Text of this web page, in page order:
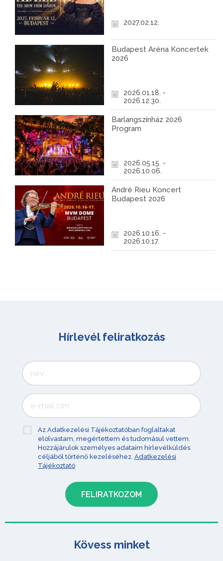
2027.02.12.
Budapest Aréna Koncertek
2026
2026.01.18. -
2026.12.30.
Barlangszínház 2026
Program
2026.05.15. -
2026.10.06.
André Rieu Koncert
Budapest 2026
2026.10.16. -
2026.10.17.
Hírlevél feliratkozás
Az Adatkezelési Tájékoztatóban foglaltakat
elolvastam, megértettem és tudomásul vettem.
Hozzájárulok személyes adataim hírlevélküldés
céljából történő kezeléséhez. Adatkezelési
Tájékoztató
Kövess minket